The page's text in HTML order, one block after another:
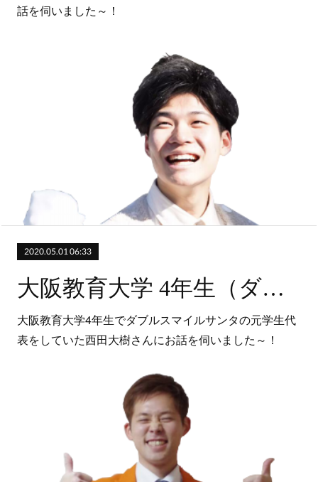
話を伺いました～！
2020.05.01 06:33
大阪教育大学 4年生（ダブルスマイルサンタ）
大阪教育大学4年生でダブルスマイルサンタの元学生代
表をしていた西田大樹さんにお話を伺いました～！